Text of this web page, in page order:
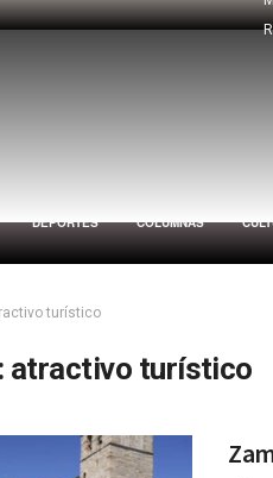
DEPORTES COLUMNAS
turístico
atractivo turístico